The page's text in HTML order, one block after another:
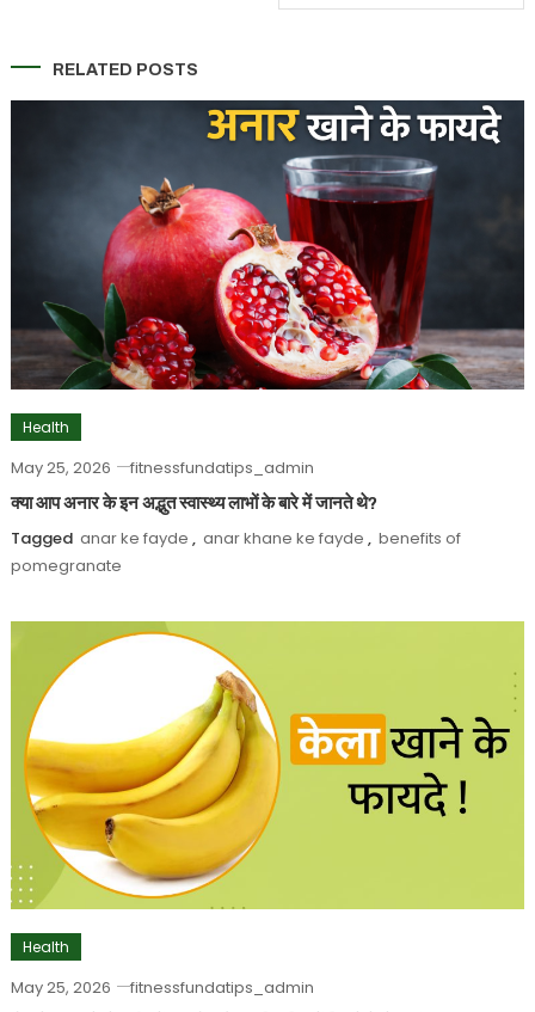
RELATED POSTS
Health
May 25, 2026 fitnessfundatips_admin
क्या आप अनार के इन अद्भुत स्वास्थ्य लाभों के बारे में जानते थे?
Tagged anar ke fayde , anar khane ke fayde , benefits of
pomegranate
Health
May 25, 2026 fitnessfundatips_admin